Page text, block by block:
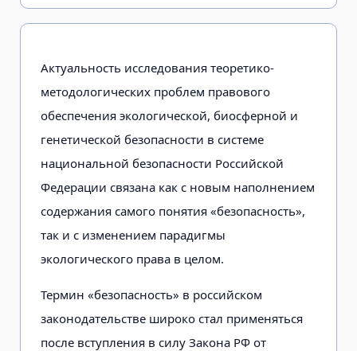
Актуальность исследования теоретико-
методологических проблем правового
обеспечения экологической, биосферной и
генетической безопасности в системе
национальной безопасности Российской
Федерации связана как с новым наполнением
содержания самого понятия «безопасность»,
так и с изменением парадигмы
экологического права в целом.
Термин «безопасность» в российском
законодательстве широко стал применяться
после вступления в силу Закона РФ от